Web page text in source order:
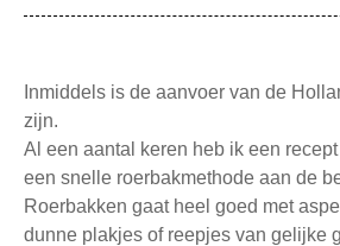
Inmiddels is de aanvoer van de
zijn.
Al een aantal keren heb ik een
een snelle roerbakmethode aan de
Roerbakken gaat heel goed met
dunne plakjes of reepjes van gelijke